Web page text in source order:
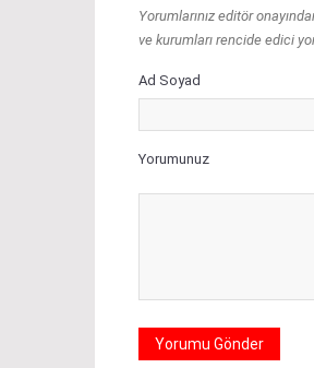
Yorumlarınız editör
ve kurumları rencide edici
Ad Soyad
Yorumunuz